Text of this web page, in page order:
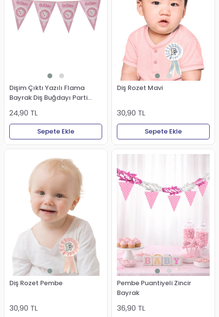
Dişim Çıktı Yazılı Flama
Bayrak Diş Buğdayı Parti
24,90 TL
Sepete Ekle
Diş Rozet Mavi
30,90 TL
Sepete Ekle
Diş Rozet Pembe
30,90 TL
Pembe Puantiyeli Zincir
Bayrak
36,90 TL